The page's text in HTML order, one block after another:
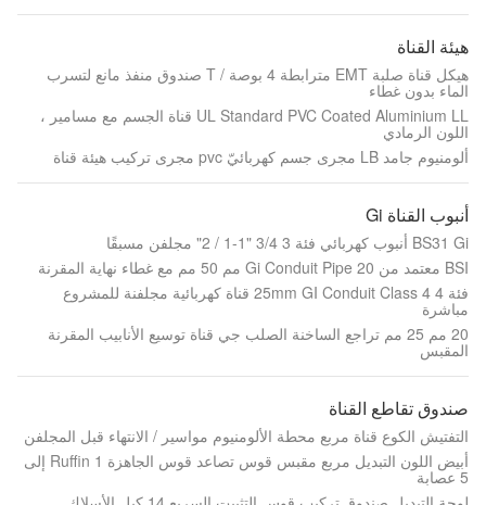
هيئة القناة
هيكل قناة صلبة EMT مترابطة 4 بوصة / T صندوق منفذ مانع لتسرب
الماء بدون غطاء
UL Standard PVC Coated Aluminium LL قناة الجسم مع مسامير ،
اللون الرمادي
ألومنيوم جامد LB مجرى جسم كهربائيّ pvc مجرى تركيب هيئة قناة
أنبوب القناة Gi
BS31 Gi أنبوب كهربائي فئة 3 3/4 "1-1 / 2" مجلفن مسبقًا
BSI معتمد من Gi Conduit Pipe 20 مم 50 مم مع غطاء نهاية المقرنة
فئة 4 25mm GI Conduit Class 4 قناة كهربائية مجلفنة للمشروع
مباشرة
20 مم 25 مم تراجع الساخنة الصلب جي قناة توسيع الأنابيب المقرنة
المقبس
صندوق تقاطع القناة
التفتيش الكوع قناة مربع محطة الألومنيوم مواسير / الانتهاء قبل المجلفن
أبيض اللون التبديل مربع مقبس قوس تصاعد قوس الجاهزة Ruffin 1 إلى
5 عصابة